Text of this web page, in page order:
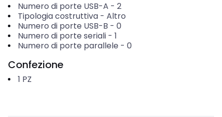
Numero di porte USB-A - 2
Tipologia costruttiva- Altro
Numero di porte USB-B - 0
Numero di porte seriali- 1
Numero di porte parallele - 0
Confezione
1 PZ